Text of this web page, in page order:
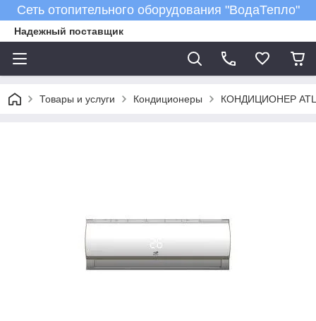
Сеть отопительного оборудования "ВодаТепло"
Надежный поставщик
Товары и услуги Кондиционеры КОНДИЦИОНЕР